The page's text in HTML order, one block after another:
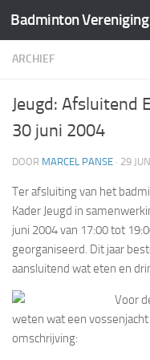
Doorgaan naar inhoud
Badminton
ARCHIEF
Jeugd: Afsluitend
30 juni 2004
DOOR MARCEL PANSE · 29
Ter afsluiting van het
Kader Jeugd in
juni 2004 van 17:00 tot
georganiseerd. Dit jaar
aansluitend wat eten en
Voor
weten wat een
omschrijving: